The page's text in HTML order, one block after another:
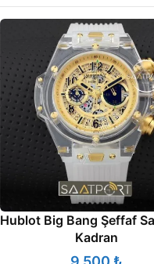
Hublot Big Bang Şeffaf
Kadran